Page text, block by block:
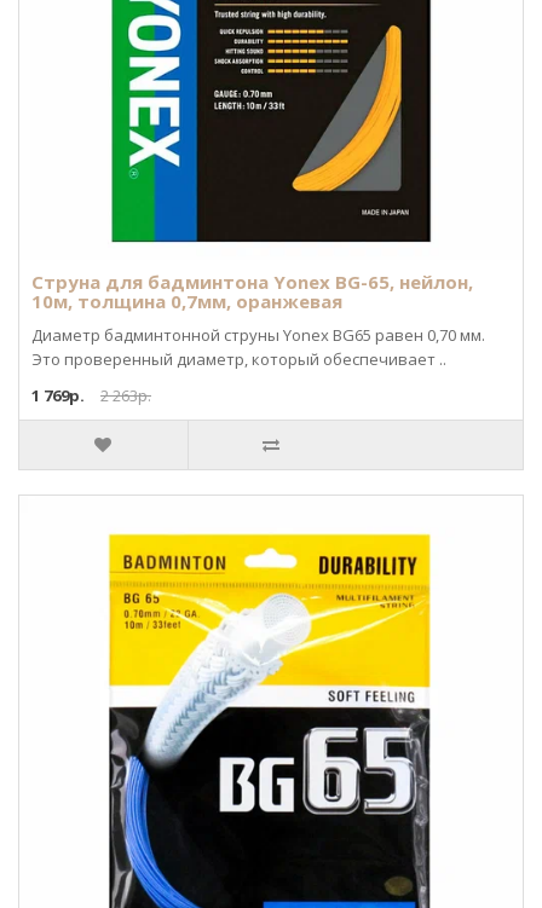
Струна для бадминтона Yonex BG-65, нейлон,
10м, толщина 0,7мм, оранжевая
Диаметр бадминтонной струны Yonex BG65 равен 0,70 мм.
Это проверенный диаметр, который обеспечивает ..
1 769р.
2 263р.